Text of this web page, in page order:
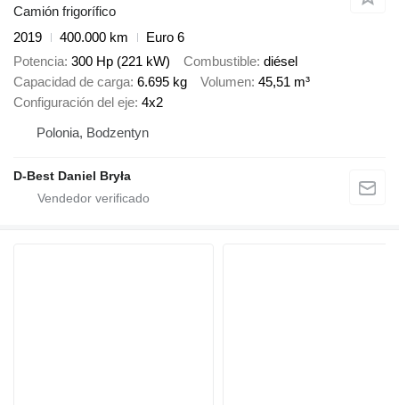
Camión frigorífico
2019
400.000 km
Euro 6
Potencia 300 Hp (221 kW) Combustible diésel
Capacidad de carga 6.695 kg Volumen 45,51 m³
Configuración del eje 4x2
Polonia, Bodzentyn
D-Best Daniel Bryła